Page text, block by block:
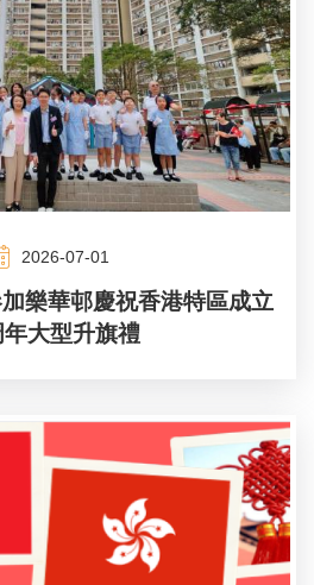
2026-07-01
樂華邨慶祝香港特區成立
大型升旗禮